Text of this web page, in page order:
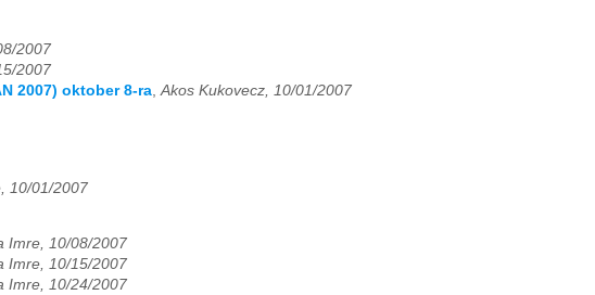
2007
2007
2007) oktober 8-ra,Akos Kukovecz, 10/01/2007
10/01/2007
Imre, 10/08/2007
Imre, 10/15/2007
Imre, 10/24/2007